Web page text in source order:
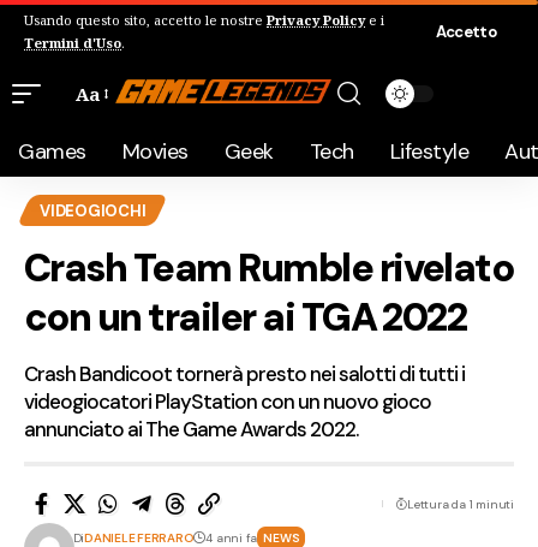
Usando questo sito, accetto le nostre Privacy Policye i
Termini d'Uso.
Accetto
Aa
Games Movies Geek Tech Lifestyle
VIDEOGIOCHI
Crash Team Rumble rivelato
con un trailer ai TGA 2022
Crash Bandicoot tornerà presto nei salotti di tutti i
videogiocatori PlayStation con un nuovo gioco
annunciato ai The Game Awards 2022.
DiDANIELE FERRARO 4 anni fa NEWS
Lettura da 1 minuti